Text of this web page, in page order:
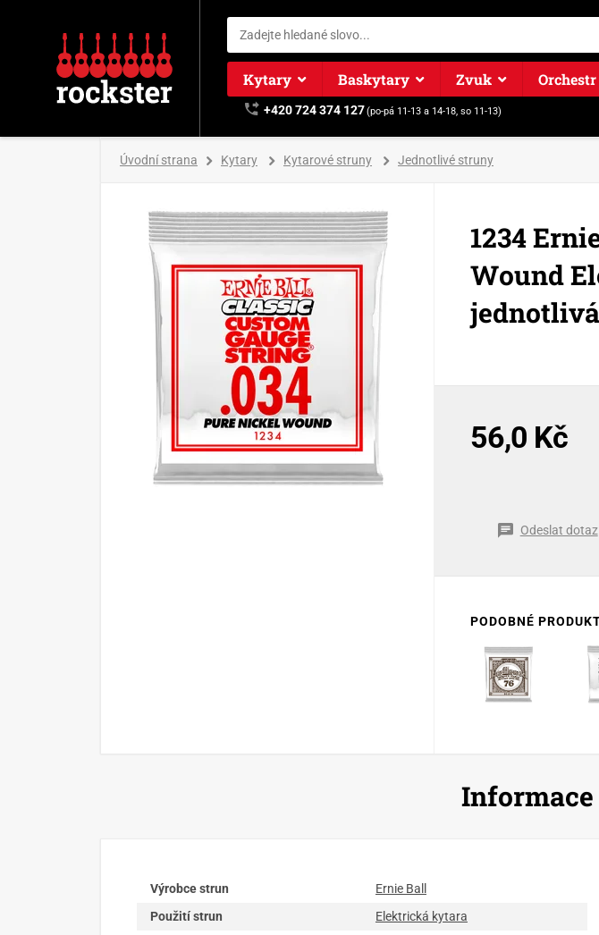
Kytary Baskytary Zvuk Orchestr
+420 724 374 127(po-pá 11-13 a 14-18, so 11-13)
Úvodní strana Kytary Kytarové struny Jednotlivé struny
1234
Wound
56,0 Kč
Odeslat dotaz
PODOBNÉ
Výrobce strun
Ernie Ball
Použití strun
Elektrická kytara